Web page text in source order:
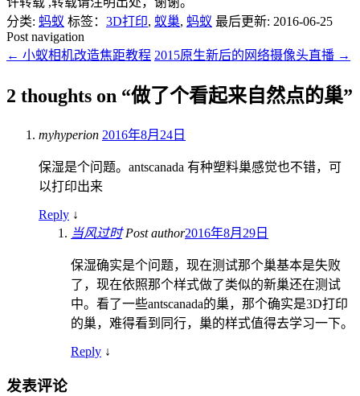
分类: 蚂蚁 标签： 3D打印, 蚁巢, 蚂蚁 最后更新: 2016-06-25
Post navigation
← 小蚁相机改造焦距教程 2015原生新后的网络摄像头直播 →
2 thoughts on “做了个看起来自然点的巢”
myhyperion 2016年8月24日
保湿是个问题。antscanada 有种塑料巢感觉也不错，可
以打印出来
Reply ↓
当风过时 Post author2016年8月29日
保湿确实是个问题，现在测试那个巢基本是失败
了，现在依照那个样式做了类似的新巢还在测试
中。看了一些antscanada的巢，那个确实是3D打印
的巢，难得看到同行，巢的样式值得去学习一下。
Reply ↓
发表评论